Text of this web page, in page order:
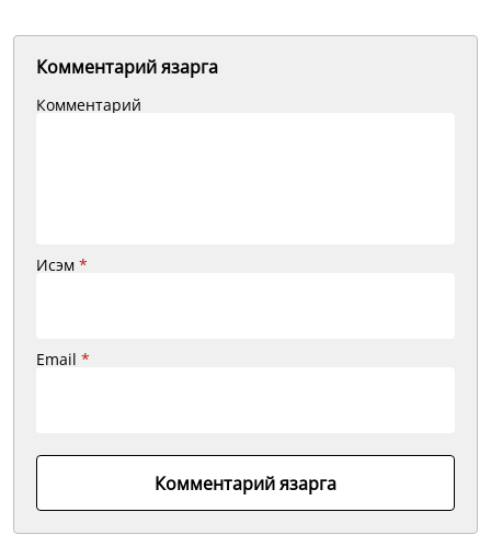
Комментарий язарга
Комментарий
Исэм *
Email *
Комментарий язарга